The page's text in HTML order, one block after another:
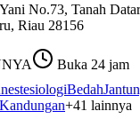
No.73, Tanah
Riau 28156
Buka 24 jam
Bedah
+41 lainnya